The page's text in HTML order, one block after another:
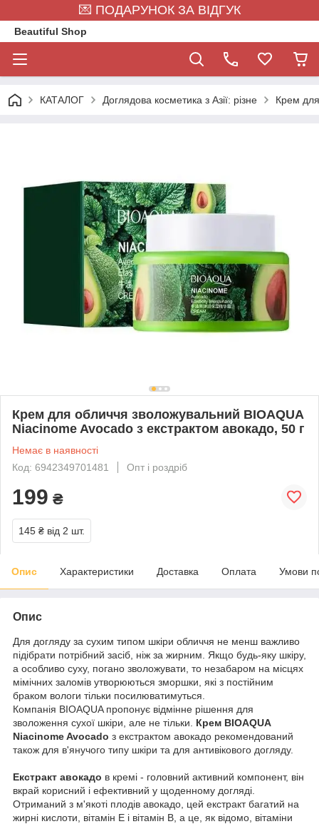
💌 ПОДАРУНОК ЗА ВІДГУК
Beautiful Shop
КАТАЛОГ Доглядова косметика з Азії: різне Крем
Крем для обличчя зволожувальний BIOAQUA
Niacinome Avocado з екстрактом авокадо, 50 г
Немає в наявності
Код: 6942349701481
Опт і роздріб
199 ₴
145 ₴ від 2 шт.
Опис Характеристики Доставка Оплата Умови
Опис
Для догляду за сухим типом шкіри обличчя не менш важливо
підібрати потрібний засіб, ніж за жирним. Якщо будь-яку шкіру,
а особливо суху, погано зволожувати, то незабаром на місцях
мімічних заломів утворюються зморшки, які з постійним
браком вологи тільки посилюватимуться.
Компанія BIOAQUA пропонує відмінне рішення для
зволоження сухої шкіри, але не тільки. Крем BIOAQUA
Niacinome Avocado з екстрактом авокадо рекомендований
також для в'янучого типу шкіри та для антивікового догляду.
Екстракт авокадо в кремі - головний активний компонент, він
вкрай корисний і ефективний у щоденному догляді.
Отриманий з м'якоті плодів авокадо, цей екстракт багатий на
жирні кислоти, вітамін Е і вітамін В, а це, як відомо, вітаміни